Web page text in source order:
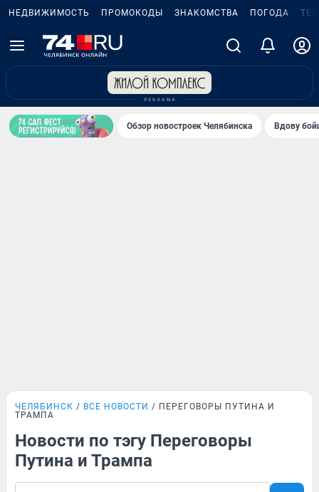
НЕДВИЖИМОСТЬ ПРОМОКОДЫ ЗНАКОМСТВА ПОГОДА
Обзор новостроек Челябинска Вдову
ЧЕЛЯБИНСК ВСЕ НОВОСТИ
ПЕРЕГОВОРЫ ПУТИНА И
ТРАМПА
Новости по тэгу Переговоры
Путина и Трампа